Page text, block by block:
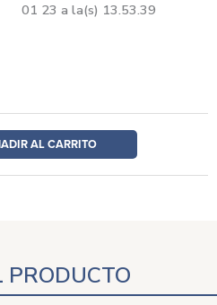
AL CARRITO
PRODUCTO